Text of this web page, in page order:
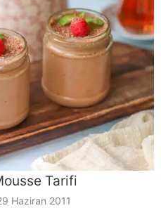
Tarifi
Haziran 2011